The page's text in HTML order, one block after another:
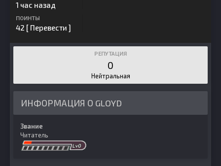
1 час назад
ПОИНТЫ
42 [ Перевести ]
РЕПУТАЦИЯ
0
Нейтральная
ИНФОРМАЦИЯ О GLOYD
Звание
Читатель